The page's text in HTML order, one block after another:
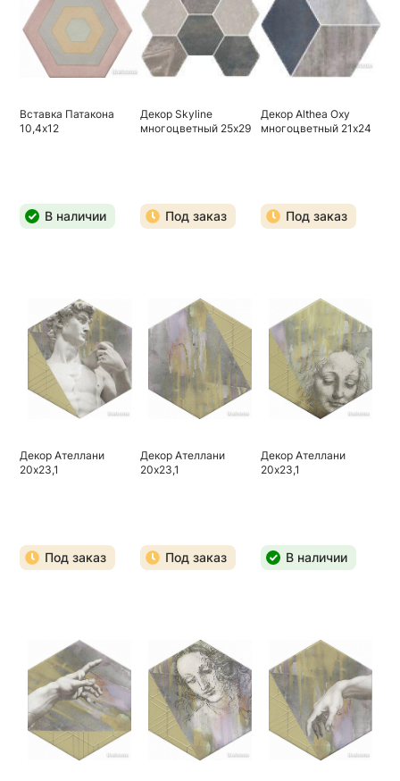
Вставка Патакона
10,4х12
В наличии
Декор Skyline
многоцветный 25х29
Под заказ
Декор Althea Oxy
многоцветный 21х24
Под заказ
Декор Ателлани
20х23,1
Под заказ
Декор Ателлани
20х23,1
Под заказ
Декор Ателлани
20х23,1
В наличии